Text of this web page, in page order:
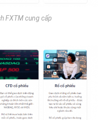
FXTM cung cấp